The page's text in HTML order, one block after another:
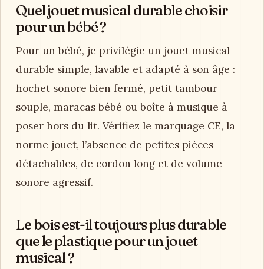
Quel jouet musical durable choisir
pour un bébé ?
Pour un bébé, je privilégie un jouet musical
durable simple, lavable et adapté à son âge :
hochet sonore bien fermé, petit tambour
souple, maracas bébé ou boîte à musique à
poser hors du lit. Vérifiez le marquage CE, la
norme jouet, l’absence de petites pièces
détachables, de cordon long et de volume
sonore agressif.
Le bois est-il toujours plus durable
que le plastique pour un jouet
musical ?